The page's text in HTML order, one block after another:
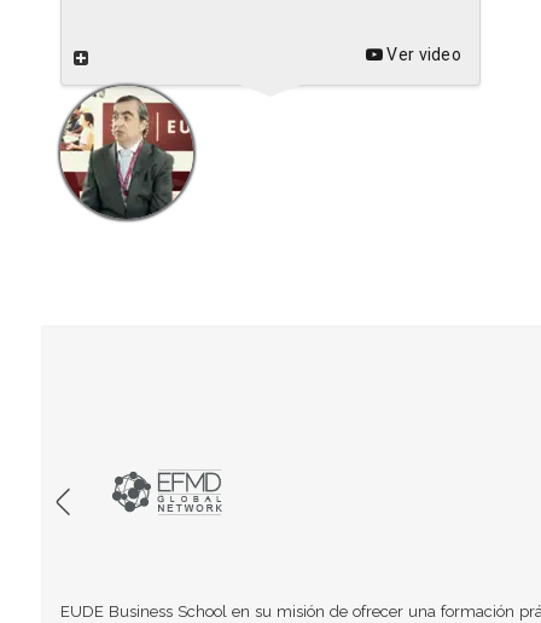
Ver video
EUDE Business School en su misión de ofrecer una formación